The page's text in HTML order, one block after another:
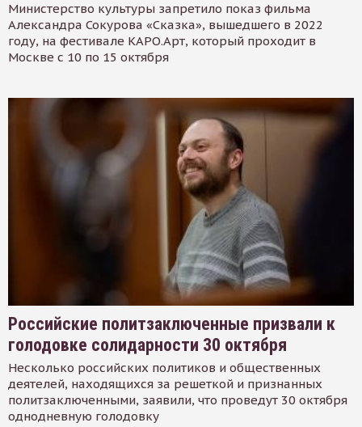
Министерство культуры запретило показ фильма
Александра Сокурова «Сказка», вышедшего в 2022
году, на фестивале КАРО.Арт, который проходит в
Москве с 10 по 15 октября
Российские политзаключенные призвали к
голодовке солидарности 30 октября
Несколько российских политиков и общественных
деятелей, находящихся за решеткой и признанных
политзаключенными, заявили, что проведут 30 октября
однодневную голодовку